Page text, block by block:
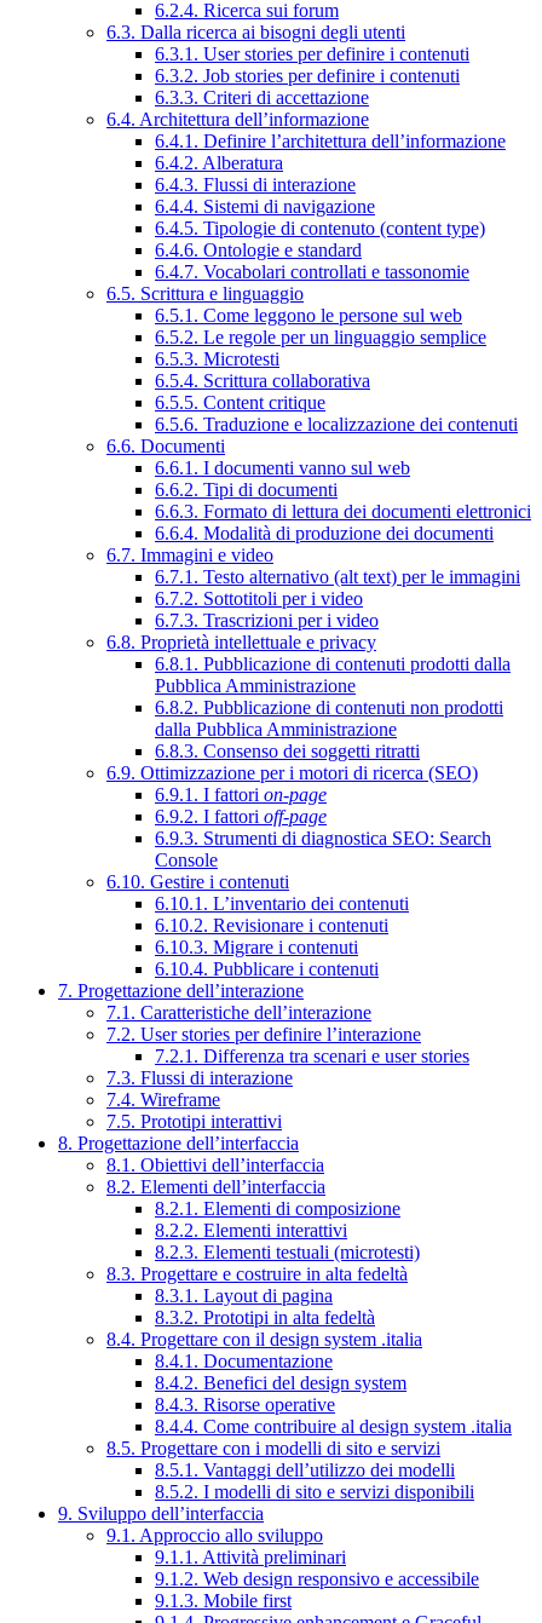
6.2.4. Ricerca sui forum
6.3. Dalla ricerca ai bisogni degli utenti
6.3.1. User stories per definire i contenuti
6.3.2. Job stories per definire i contenuti
6.3.3. Criteri di accettazione
6.4. Architettura dell’informazione
6.4.1. Definire l’architettura dell’informazione
6.4.2. Alberatura
6.4.3. Flussi di interazione
6.4.4. Sistemi di navigazione
6.4.5. Tipologie di contenuto (content type)
6.4.6. Ontologie e standard
6.4.7. Vocabolari controllati e tassonomie
6.5. Scrittura e linguaggio
6.5.1. Come leggono le persone sul web
6.5.2. Le regole per un linguaggio semplice
6.5.3. Microtesti
6.5.4. Scrittura collaborativa
6.5.5. Content critique
6.5.6. Traduzione e localizzazione dei contenuti
6.6. Documenti
6.6.1. I documenti vanno sul web
6.6.2. Tipi di documenti
6.6.3. Formato di lettura dei documenti elettronici
6.6.4. Modalità di produzione dei documenti
6.7. Immagini e video
6.7.1. Testo alternativo (alt text) per le immagini
6.7.2. Sottotitoli per i video
6.7.3. Trascrizioni per i video
6.8. Proprietà intellettuale e privacy
6.8.1. Pubblicazione di contenuti prodotti dalla
Pubblica Amministrazione
6.8.2. Pubblicazione di contenuti non prodotti
dalla Pubblica Amministrazione
6.8.3. Consenso dei soggetti ritratti
6.9. Ottimizzazione per i motori di ricerca (SEO)
6.9.1. I fattori on-page
6.9.2. I fattori off-page
6.9.3. Strumenti di diagnostica SEO: Search
Console
6.10. Gestire i contenuti
6.10.1. L’inventario dei contenuti
6.10.2. Revisionare i contenuti
6.10.3. Migrare i contenuti
6.10.4. Pubblicare i contenuti
7. Progettazione dell’interazione
7.1. Caratteristiche dell’interazione
7.2. User stories per definire l’interazione
7.2.1. Differenza tra scenari e user stories
7.3. Flussi di interazione
7.4. Wireframe
7.5. Prototipi interattivi
8. Progettazione dell’interfaccia
8.1. Obiettivi dell’interfaccia
8.2. Elementi dell’interfaccia
8.2.1. Elementi di composizione
8.2.2. Elementi interattivi
8.2.3. Elementi testuali (microtesti)
8.3. Progettare e costruire in alta fedeltà
8.3.1. Layout di pagina
8.3.2. Prototipi in alta fedeltà
8.4. Progettare con il design system .italia
8.4.1. Documentazione
8.4.2. Benefici del design system
8.4.3. Risorse operative
8.4.4. Come contribuire al design system .italia
8.5. Progettare con i modelli di sito e servizi
8.5.1. Vantaggi dell’utilizzo dei modelli
8.5.2. I modelli di sito e servizi disponibili
9. Sviluppo dell’interfaccia
9.1. Approccio allo sviluppo
9.1.1. Attività preliminari
9.1.2. Web design responsivo e accessibile
9.1.3. Mobile first